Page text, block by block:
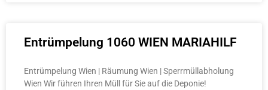
Entrümpelung 1060 WIEN MARIAHILF
Entrümpelung Wien | Räumung Wien | Sperrmüllabholung
Wien Wir führen Ihren Müll für Sie auf die Deponie!